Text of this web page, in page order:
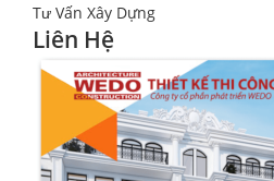
Tư Vấn Xây Dựng
Liên Hệ